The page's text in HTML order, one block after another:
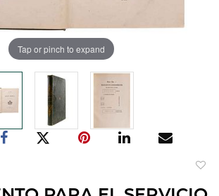
Tap or pinch to expand